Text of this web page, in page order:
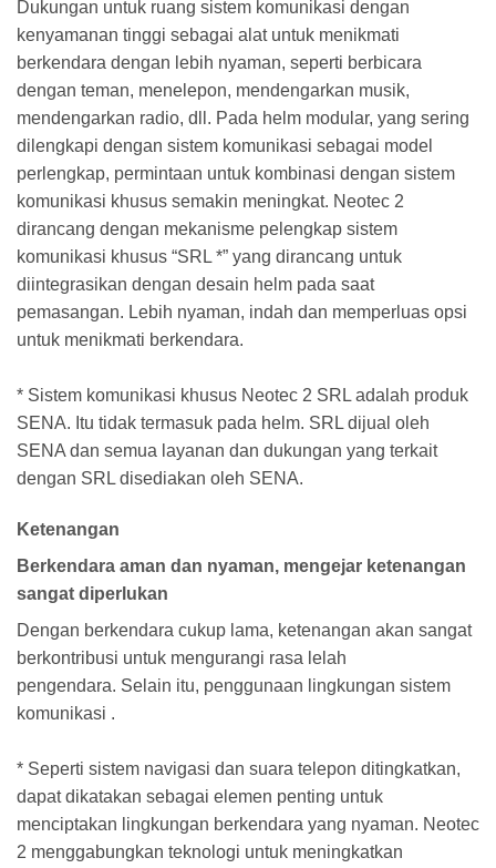
Dukungan untuk ruang sistem komunikasi dengan
kenyamanan tinggi sebagai alat untuk menikmati
berkendara dengan lebih nyaman, seperti berbicara
dengan teman, menelepon, mendengarkan musik,
mendengarkan radio, dll. Pada helm modular, yang sering
dilengkapi dengan sistem komunikasi sebagai model
perlengkap, permintaan untuk kombinasi dengan sistem
komunikasi khusus semakin meningkat. Neotec 2
dirancang dengan mekanisme pelengkap sistem
komunikasi khusus “SRL *” yang dirancang untuk
diintegrasikan dengan desain helm pada saat
pemasangan. Lebih nyaman, indah dan memperluas opsi
untuk menikmati berkendara.
* Sistem komunikasi khusus Neotec 2 SRL adalah produk
SENA. Itu tidak termasuk pada helm. SRL dijual oleh
SENA dan semua layanan dan dukungan yang terkait
dengan SRL disediakan oleh SENA.
Ketenangan
Berkendara aman dan nyaman, mengejar ketenangan
sangat diperlukan
Dengan berkendara cukup lama, ketenangan akan sangat
berkontribusi untuk mengurangi rasa lelah
pengendara. Selain itu, penggunaan lingkungan sistem
komunikasi .
* Seperti sistem navigasi dan suara telepon ditingkatkan,
dapat dikatakan sebagai elemen penting untuk
menciptakan lingkungan berkendara yang nyaman. Neotec
2 menggabungkan teknologi untuk meningkatkan